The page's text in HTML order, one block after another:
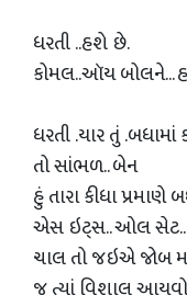
ધરતી ..હશે છે.
કોમલ..ઑય બોલને...
ધરતી .યાર તું .બધામાં
તો સાંભળ.. બેન
હું તારા કીધા પ્રમાણે
એસ ઇટ્સ.. ઓલ સેટ..
ચાલ તો જઇએ જોબ